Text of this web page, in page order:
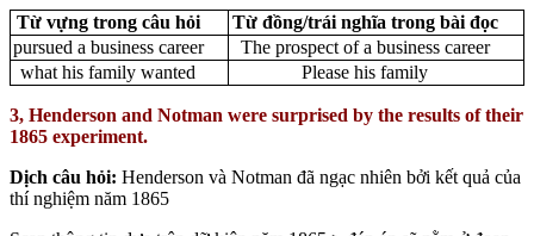
Từ vựng trong câu hỏi
Từ đồng/trái nghĩa trong bài đọc
pursued a business career
The prospect of a business career
what his family wanted
Please his family
3, Henderson and Notman were surprised by the results of their
1865 experiment.
Dịch câu hỏi: Henderson và Notman đã ngạc nhiên bởi kết quả của
thí nghiệm năm 1865